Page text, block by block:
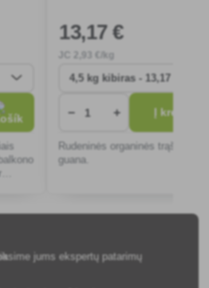
13,17 €
2 ,93 €/kg
− + Į krepšelį
Rudeninės organinės trąšos
guana.
jums ekspertų patarimų